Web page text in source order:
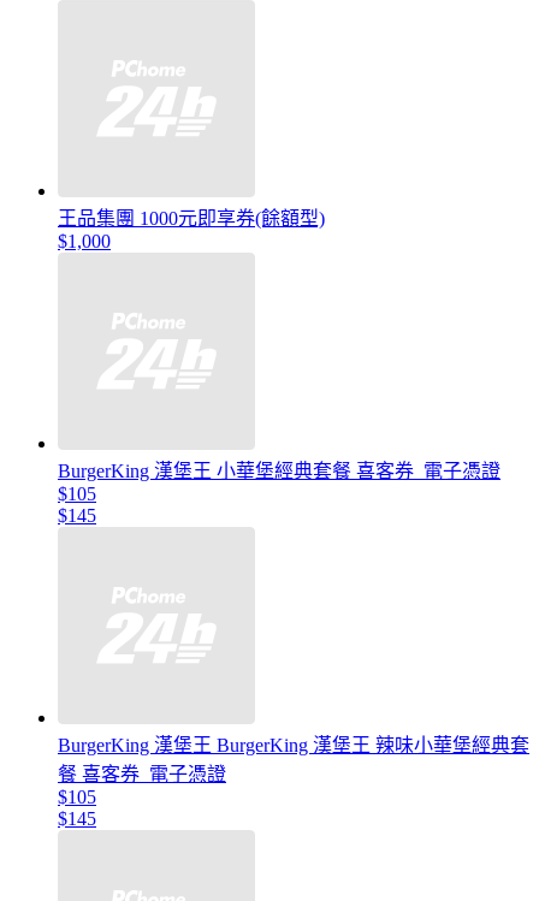
王品集團 1000元即享券(餘額型)
$1,000
BurgerKing 漢堡王 小華堡經典套餐 喜客券_電子憑證
$105
$145
BurgerKing 漢堡王 BurgerKing 漢堡王 辣味小華堡經典套
餐 喜客券_電子憑證
$105
$145